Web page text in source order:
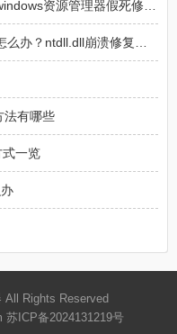
法有哪些
一览
All Rights Reserved
苏ICP备2024131219号